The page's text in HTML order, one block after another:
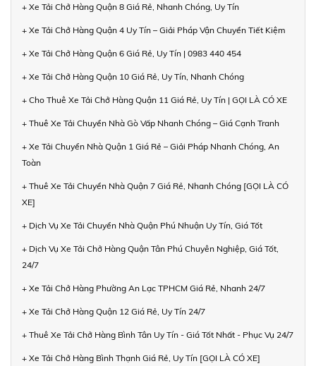
+ Xe Tải Chở Hàng Quận 8 Giá Rẻ, Nhanh Chóng, Uy Tín
+ Xe Tải Chở Hàng Quận 4 Uy Tín – Giải Pháp Vận Chuyển Tiết Kiệm
+ Xe Tải Chở Hàng Quận 6 Giá Rẻ, Uy Tín | 0983 440 454
+ Xe Tải Chở Hàng Quận 10 Giá Rẻ, Uy Tín, Nhanh Chóng
+ Cho Thuê Xe Tải Chở Hàng Quận 11 Giá Rẻ, Uy Tín | GỌI LÀ CÓ XE
+ Thuê Xe Tải Chuyển Nhà Gò Vấp Nhanh Chóng – Giá Cạnh Tranh
+ Xe Tải Chuyển Nhà Quận 1 Giá Rẻ – Giải Pháp Nhanh Chóng, An
Toàn
+ Thuê Xe Tải Chuyển Nhà Quận 7 Giá Rẻ, Nhanh Chóng [GỌI LÀ CÓ
XE]
+ Dịch Vụ Xe Tải Chuyển Nhà Quận Phú Nhuận Uy Tín, Giá Tốt
+ Dịch Vụ Xe Tải Chở Hàng Quận Tân Phú Chuyên Nghiệp, Giá Tốt,
24/7
+ Xe Tải Chở Hàng Phường An Lạc TPHCM Giá Rẻ, Nhanh 24/7
+ Xe Tải Chở Hàng Quận 12 Giá Rẻ, Uy Tín 24/7
+ Thuê Xe Tải Chở Hàng Bình Tân Uy Tín - Giá Tốt Nhất - Phục Vụ 24/7
+ Xe Tải Chở Hàng Bình Thạnh Giá Rẻ, Uy Tín [GỌI LÀ CÓ XE]